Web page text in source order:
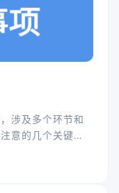
涉及多个环节和
意的几个关键